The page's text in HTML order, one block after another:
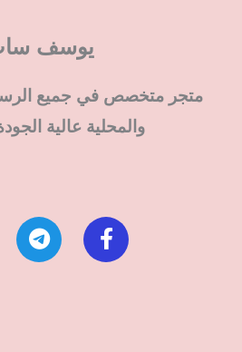
يوسف
متجر متخصص في جميع
والمحلية عالية